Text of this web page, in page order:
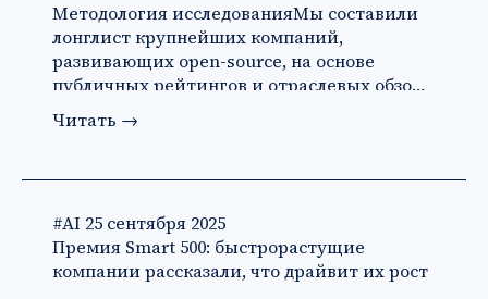
Методология исследованияМы составили
лонглист крупнейших компаний,
развивающих open-source, на основе
публичных рейтингов и отраслевых обзо…
Читать →
#AI 25 сентября 2025
Премия Smart 500: быстрорастущие
компании рассказали, что драйвит их рост